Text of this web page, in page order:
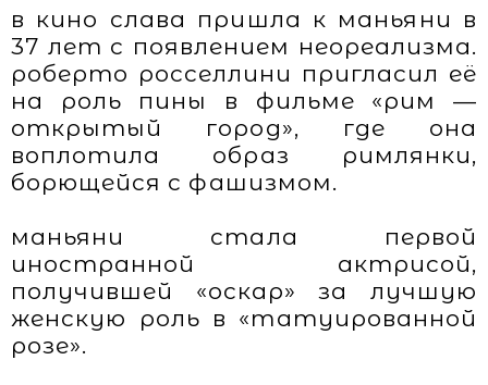
в кино слава пришла к маньяни в
37 лет с появлением неореализма.
роберто росселлини пригласил её
на роль пины в фильме «рим —
открытый город», где она
воплотила образ римлянки,
борющейся с фашизмом.
маньяни стала первой
иностранной актрисой,
получившей «оскар» за лучшую
женскую роль в «татуированной
розе».